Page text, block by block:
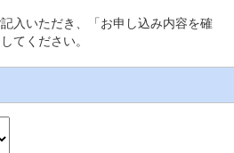
入いただき、「お申し込み内容を確
てください。